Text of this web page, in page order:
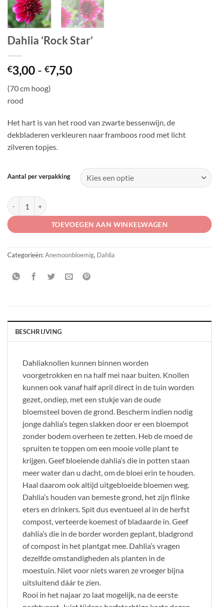
Dahlia ‘Rock Star’
€3,00 - €7,50Prijsklasse:
(70 cm hoog)
rood
Het hart is van het rood van zwarte bessenwijn, de
dekbladeren verkleuren naar framboos rood met licht
zilveren topjes.
Aantal per verpakking
Dahlia 'Rock Star' aantal
TOEVOEGEN AAN WINKELWAGEN
Categorieën:Anemoonbloemig, Dahlia
BESCHRIJVING
Dahliaknollen kunnen binnen worden
voorgetrokken en na half mei naar buiten. Knollen
kunnen ook vanaf half april direct in de tuin worden
gezet, ondiep, met een stukje van de oude
bloemsteel boven de grond. Bescherm indien nodig
jonge dahlia’s tegen slakken door er een bloempot
zonder bodem overheen te zetten. Heb de moed de
spruiten te toppen om een mooie volle plant te
krijgen. Geef bloeiende dahlia’s die in potten staan
meer water dan u dacht, om de bloei erin te houden.
Haal daarom ook altijd uitgebloeide bloemen weg.
Dahlia’s houden van bemeste grond, het zijn flinke
eters en drinkers. Spit dus eventueel al in de herfst
compost, verteerde koemest of bladaarde in. Geef
dahlia’s die in de border worden geplant, bladgrond
of compost in het plantgat mee. Dahlia’s vragen
dezelfde omstandigheden als planten in de
moestuin. Niet voor niets waren ze vroeger bijna
uitsluitend dáár te zien.
Rooi in het najaar zo laat mogelijk, na de eerste